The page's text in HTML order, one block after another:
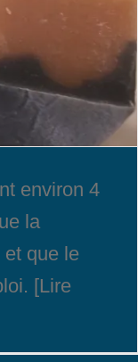
environ 4
la
que le
[Lire